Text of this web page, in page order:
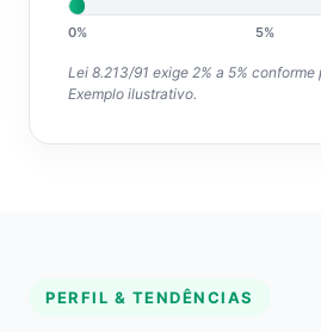
0% 5%
Lei 8.213/91 exige 2% a 5% conforme
Exemplo ilustrativo.
PERFIL & TENDÊNCIAS